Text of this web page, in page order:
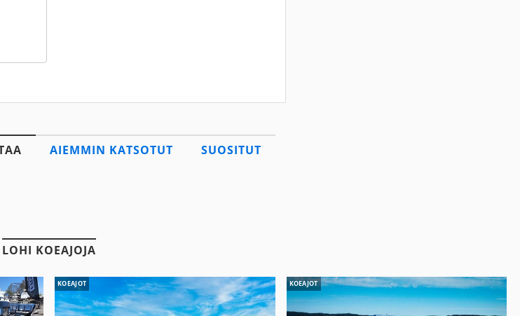
AIEMMIN KATSOTUT SUOSITUT
LOHI KOEAJOJA
KOEAJOT KOEAJOT